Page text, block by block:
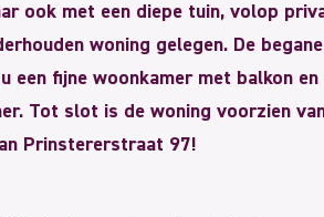
ook met een diepe tuin, volop
woning gelegen. De
fijne woonkamer met balkon
Tot slot is de woning voorzien
Prinstererstraat 97!